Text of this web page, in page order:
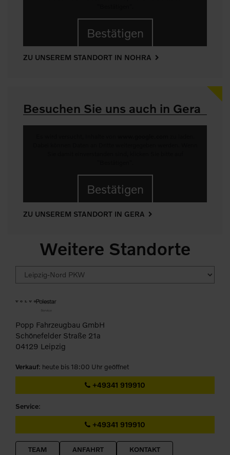
Bestätigen
ZU UNSEREM STANDORT IN NOHRA
Besuchen Sie uns auch in Gera
Bestätigen
ZU UNSEREM STANDORT IN GERA
Weitere Standorte
Popp Fahrzeugbau GmbH
Schönefelder Straße 21a
04129 Leipzig
Verkauf: heute bis 18:00 Uhr geöffnet
+49341 919910
Service:
+49341 919910
TEAM ANFAHRT KONTAKT